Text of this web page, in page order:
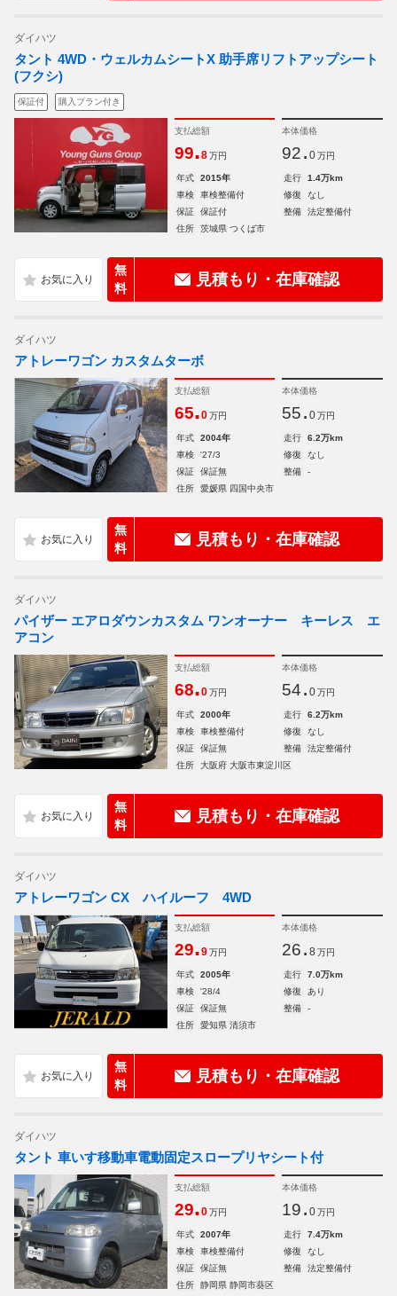
ダイハツ
タント 4WD・ウェルカムシートX 助手席リフトアップシート
(フクシ)
保証付 購入プラン付き
支払総額
99.8 万円
本体価格
92. 0 万円
年式 2015年 走行
1.4万km
車検
車検整備付 修復
なし
保証
保証付 整備
法定整備付
住所
茨城県 つくば市
無
料
見積もり・在庫確認
ダイハツ
アトレーワゴン カスタムターボ
支払総額
65.0 万円
本体価格
55. 0 万円
年式 2004年 走行
6.2万km
車検
'27/3 修復
なし
保証
保証無 整備
-
住所
愛媛県 四国中央市
無
料
見積もり・在庫確認
ダイハツ
パイザー エアロダウンカスタム ワンオーナー キーレス エ
アコン
支払総額
68.0 万円
本体価格
54. 0 万円
年式 2000年 走行
6.2万km
車検
車検整備付 修復
なし
保証
保証無 整備
法定整備付
住所
大阪府 大阪市東淀川区
無
料
見積もり・在庫確認
ダイハツ
アトレーワゴン CX ハイルーフ 4WD
支払総額
29.9 万円
本体価格
26. 8 万円
年式 2005年 走行
7.0万km
車検
'28/4 修復
あり
保証
保証無 整備
-
住所
愛知県 清須市
無
料
見積もり・在庫確認
ダイハツ
タント 車いす移動車電動固定スロープリヤシート付
支払総額
29.0 万円
本体価格
19. 0 万円
年式 2007年 走行
7.4万km
車検
車検整備付 修復
なし
保証
保証無 整備
法定整備付
住所
静岡県 静岡市葵区